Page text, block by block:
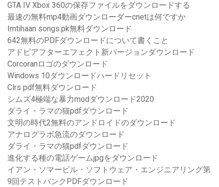
GTA IV Xbox 360の保存ファイルをダウンロードする
最速の無料mp4動画ダウンローダーcnetは何ですか
Imtihaan songs.pk無料ダウンロード
642無料のPDFダウンロードについて書くこと
アドビアフターエフェクト新バージョンダウンロード
Corcoranロゴのダウンロード
Windows 10ダウンロードハードリセット
Clrs pdf無料ダウンロード
シムズ4極端な暴力modダウンロード2020
ダライ・ラマの猫pdfダウンロード
文明の時代2無料のアンドロイドのダウンロード
アナログラボ急流のダウンロード
ダライ・ラマの猫pdfダウンロード
進化する種の電話ゲームjpgをダウンロード
イアン・ソマービル・ソフトウェア・エンジニアリング第
9回テストバンクPDFダウンロード